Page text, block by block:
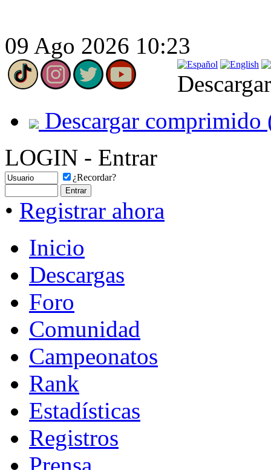
09 Ago 2026 10:23
Descargar comprimido
LOGIN - Entrar
¿Recordar?
• Registrar ahora
Inicio
Descargas
Foro
Comunidad
Campeonatos
Rank
Estadísticas
Registros